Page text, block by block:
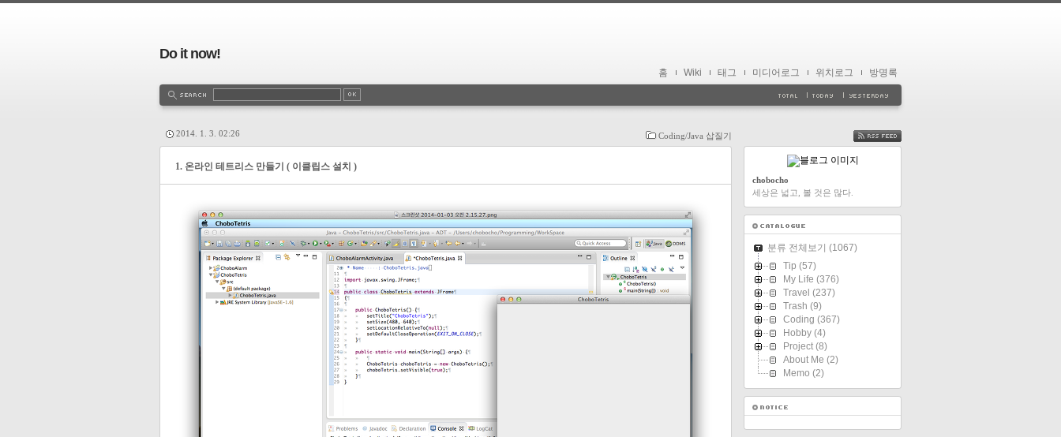
Do it now!
홈 Wiki 태그 미디어로그 위치로그 방명록
Coding/Java 삽질기
2014. 1. 3. 02:26
1. 온라인 테트리스 만들기 ( 이클립스 설치 )
FEED
chobocho
세상은 넓고, 볼 것은 많다.
분류 전체보기 (1067)
Tip (57)
My Life (376)
Travel (237)
Trash (9)
Coding (367)
Hobby (4)
Project (8)
About Me (2)
Memo (2)